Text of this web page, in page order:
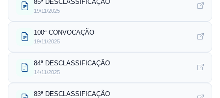
85ª DESCLASSIFICAÇÃO
19/11/2025
100ª CONVOCAÇÃO
19/11/2025
84ª DESCLASSIFICAÇÃO
14/11/2025
83ª DESCLASSIFICAÇÃO